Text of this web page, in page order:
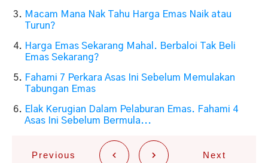
Macam Mana Nak Tahu Harga Emas Naik atau
Turun?
Harga Emas Sekarang Mahal. Berbaloi Tak Beli
Emas Sekarang?
Fahami 7 Perkara Asas Ini Sebelum Memulakan
Tabungan Emas
Elak Kerugian Dalam Pelaburan Emas. Fahami 4
Asas Ini Sebelum Bermula...
Previous Next